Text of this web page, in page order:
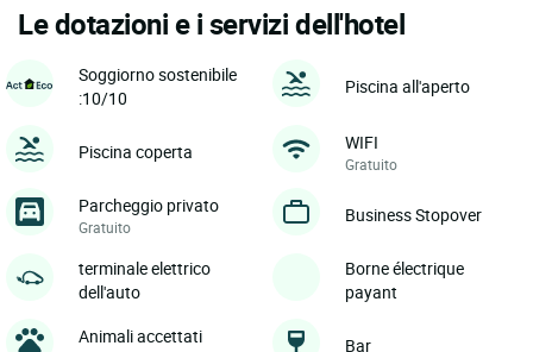
Le dotazioni e i servizi dell'hotel
Soggiorno sostenibile
:10/10
Piscina all'aperto
Piscina coperta WIFI
Gratuito
Parcheggio privato
Gratuito
Business Stopover
terminale elettrico
dell'auto
Borne électrique
payant
Animali accettati
Bar